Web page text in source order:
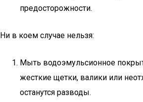
предосторожности.
Ни в коем случае нельзя:
Мыть водоэмульсионное
жесткие щетки, валики или
останутся разводы.